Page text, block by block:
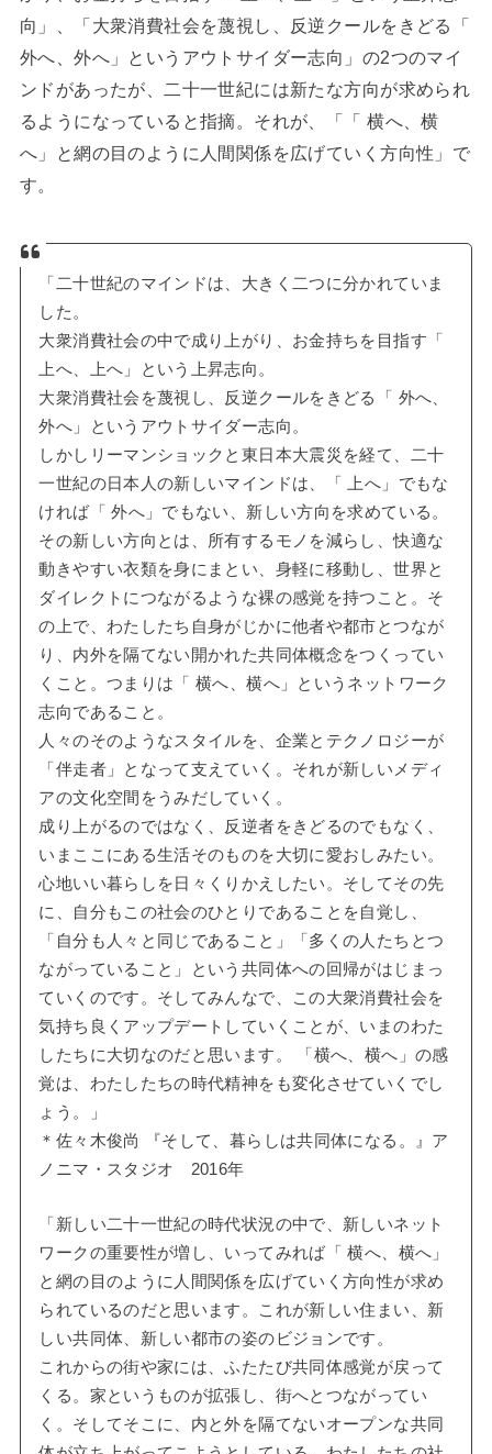
向」、「大衆消費社会を蔑視し、反逆クールをきどる「
外へ、外へ」というアウトサイダー志向」の2つのマイ
ンドがあったが、二十一世紀には新たな方向が求められ
るようになっていると指摘。それが、「「 横へ、横
へ」と網の目のように人間関係を広げていく方向性」で
す。
「二十世紀のマインドは、大きく二つに分かれていま
した。
大衆消費社会の中で成り上がり、お金持ちを目指す「
上へ、上へ」という上昇志向。
大衆消費社会を蔑視し、反逆クールをきどる「 外へ、
外へ」というアウトサイダー志向。
しかしリーマンショックと東日本大震災を経て、二十
一世紀の日本人の新しいマインドは、「 上へ」でもな
ければ「 外へ」でもない、新しい方向を求めている。
その新しい方向とは、所有するモノを減らし、快適な
動きやすい衣類を身にまとい、身軽に移動し、世界と
ダイレクトにつながるような裸の感覚を持つこと。そ
の上で、わたしたち自身がじかに他者や都市とつなが
り、内外を隔てない開かれた共同体概念をつくってい
くこと。つまりは「 横へ、横へ」というネットワーク
志向であること。
人々のそのようなスタイルを、企業とテクノロジーが
「伴走者」となって支えていく。それが新しいメディ
アの文化空間をうみだしていく。
成り上がるのではなく、反逆者をきどるのでもなく、
いまここにある生活そのものを大切に愛おしみたい。
心地いい暮らしを日々くりかえしたい。そしてその先
に、自分もこの社会のひとりであることを自覚し、
「自分も人々と同じであること」「多くの人たちとつ
ながっていること」という共同体への回帰がはじまっ
ていくのです。そしてみんなで、この大衆消費社会を
気持ち良くアップデートしていくことが、いまのわた
したちに大切なのだと思います。 「横へ、横へ」の感
覚は、わたしたちの時代精神をも変化させていくでし
ょう。」
＊佐々木俊尚 『そして、暮らしは共同体になる。』ア
ノニマ・スタジオ 2016年
「新しい二十一世紀の時代状況の中で、新しいネット
ワークの重要性が増し、いってみれば「 横へ、横へ」
と網の目のように人間関係を広げていく方向性が求め
られているのだと思います。これが新しい住まい、新
しい共同体、新しい都市の姿のビジョンです。
これからの街や家には、ふたたび共同体感覚が戻って
くる。家というものが拡張し、街へとつながってい
く。そしてそこに、内と外を隔てないオープンな共同